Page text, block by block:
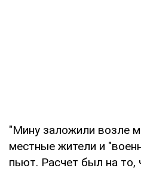
"Мину заложили возле
местные жители и
пьют. Расчет был на то,